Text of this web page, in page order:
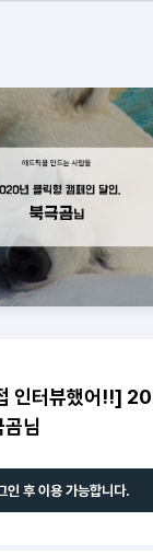
인터뷰했어!!]
님
인 후 이용 가능합니다.